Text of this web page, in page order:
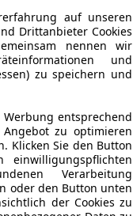
auf unseren
Drittanbieter Cookies
nennen wir
und
zu speichern und
entsprechend
zu optimieren
Klicken Sie den Button
Verarbeitung
oder den Button unten
der Cookies zu